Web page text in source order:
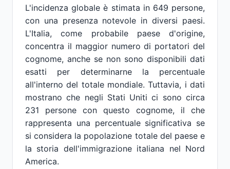
L'incidenza globale è stimata in 649 persone,
con una presenza notevole in diversi paesi.
L'Italia, come probabile paese d'origine,
concentra il maggior numero di portatori del
cognome, anche se non sono disponibili dati
esatti per determinarne la percentuale
all'interno del totale mondiale. Tuttavia, i dati
mostrano che negli Stati Uniti ci sono circa
231 persone con questo cognome, il che
rappresenta una percentuale significativa se
si considera la popolazione totale del paese e
la storia dell'immigrazione italiana nel Nord
America.